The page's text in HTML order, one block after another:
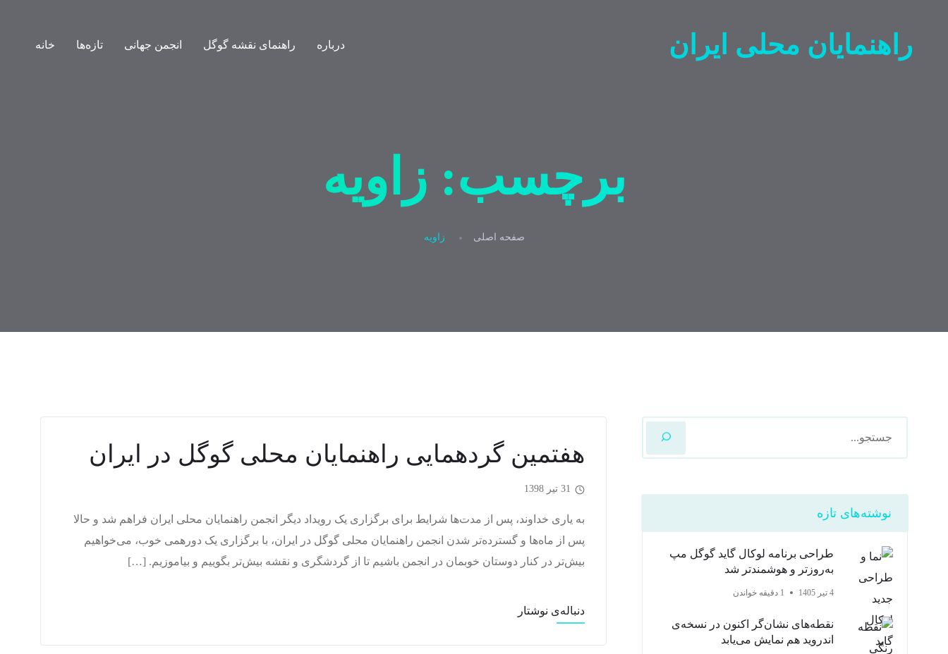
راهنمایان محلی ایران درباره راهنمای نقشه گوگل انجمن جهانی تازه‌ها خانه
برچسب: زاویه
صفحه اصلی زاویه
نوشته‌های تازه
طراحی برنامه لوکال گاید گوگل مپ
به‌روزتر و هوشمندتر شد
4 تیر 1405 1 دقیقه خواندن
نقطه‌های نشان‌گر اکنون در نسخه‌ی
اندروید هم نمایش می‌یابد
هفتمین گردهمایی راهنمایان محلی گوگل در ایران
31 تیر 1398
به یاری خداوند، پس از مدت‌ها شرایط برای برگزاری یک رویداد دیگر انجمن راهنمایان محلی ایران فراهم شد و حالا
پس از ماه‌ها و گسترده‌تر شدن انجمن راهنمایان محلی گوگل در ایران، با برگزاری یک دورهمی خوب، می‌خواهیم
بیش‌تر در کنار دوستان خوبمان در انجمن باشیم تا از گردشگری و نقشه بیش‌تر بگوییم و بیاموزیم. […]
دنباله‌ی نوشتار